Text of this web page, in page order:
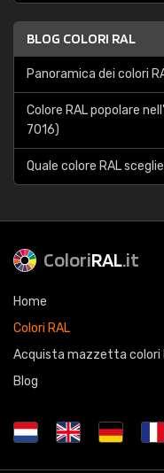
BLOG COLORI RAL
Panoramica dei colori
Colore RAL popolare
7016)
Quale colore RAL
ColoriRAL.it
Home
Colori RAL
Acquista mazzetta colori
Blog